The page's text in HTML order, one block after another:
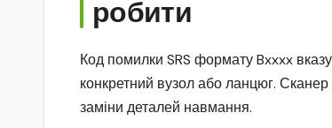
робити
Код помилки SRS формату Bxxxx
конкретний вузол або ланцюг.
заміни деталей навмання.